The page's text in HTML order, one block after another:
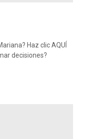
Haz clic AQUÍ
decisiones?